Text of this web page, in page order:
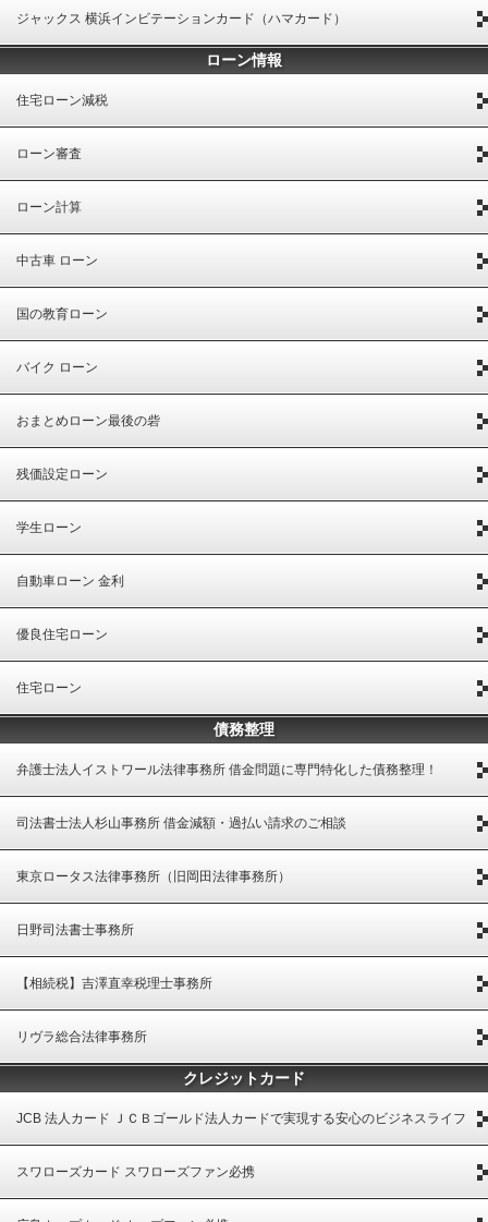
ジャックス 横浜インビテーションカード（ハマカード）
ローン情報
住宅ローン減税
ローン審査
ローン計算
中古車 ローン
国の教育ローン
バイク ローン
おまとめローン最後の砦
残価設定ローン
学生ローン
自動車ローン 金利
優良住宅ローン
住宅ローン
債務整理
弁護士法人イストワール法律事務所 借金問題に専門特化した債務整理！
司法書士法人杉山事務所 借金減額・過払い請求のご相談
東京ロータス法律事務所（旧岡田法律事務所）
日野司法書士事務所
【相続税】吉澤直幸税理士事務所
リヴラ総合法律事務所
クレジットカード
JCB 法人カード ＪＣＢゴールド法人カードで実現する安心のビジネスライフ
スワローズカード スワローズファン必携